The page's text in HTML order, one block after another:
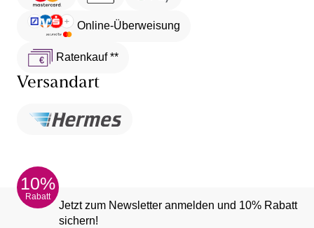
Online-Überweisung
Ratenkauf **
Versandart
10%
Rabatt
Jetzt zum Newsletter anmelden und 10% Rabatt
sichern!